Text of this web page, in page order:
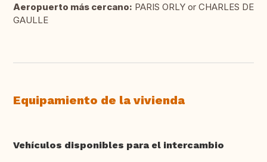
Aeropuerto más cercano: PARIS ORLY or CHARLES DE
GAULLE
Equipamiento de la vivienda
Vehículos disponibles para el intercambio